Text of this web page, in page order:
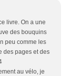
livre. On a une
des bouquins
peu comme les
des pages et des
au vélo, je